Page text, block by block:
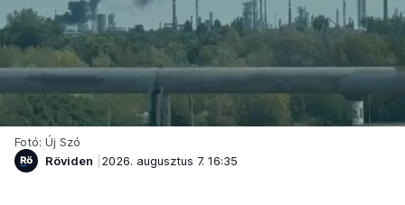
Fotó: Új Szó
Röviden
2026. augusztus 7. 16:35